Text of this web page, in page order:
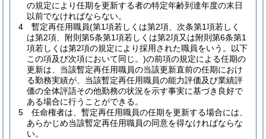
の規定により任期を更新する者の特定年齢到達年度の末日
以前でなければならない。
4
暫定再任用職員(第1項若しくは第2項、次条第1項若しく
は第2項、附則第5条第1項若しくは第2項又は附則第6条第1
項若しくは第2項の規定により採用された職員をいう。以下
この項及び次項において同じ。)の前項の規定による任期の
更新は、当該暫定再任用職員の当該更新直前の任期におけ
る勤務実績が、当該暫定再任用職員の能力評価及び業績評
価の全体評語その他勤務の状況を示す事実に基づき良好で
ある場合に行うことができる。
5
任命権者は、暫定再任用職員の任期を更新する場合には、
あらかじめ当該暫定再任用職員の同意を得なければならな
い。